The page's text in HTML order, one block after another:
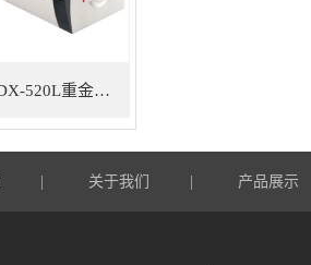
DX-520L重金属ROHS检测仪
关于我们 产品展示